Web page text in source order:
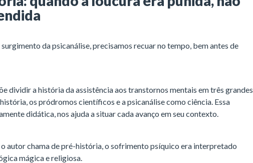
da psicanálise, precisamos recuar no tempo, bem antes de
dividir a história da assistência aos transtornos mentais em três grandes
os pródromos científicos e a psicanálise como ciência. Essa
didática, nos ajuda a situar cada avanço em seu contexto.
autor chama de pré-história, o sofrimento psíquico era interpretado
mágica e religiosa.